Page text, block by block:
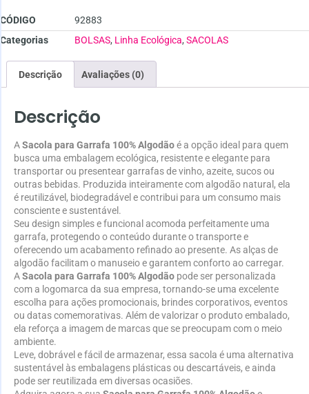
CÓDIGO
92883
Categorias
BOLSAS, Linha Ecológica, SACOLAS
Descrição Avaliações (0)
Descrição
ASacola para Garrafa 100% Algodãoé a opção ideal para quem
busca uma embalagem ecológica, resistente e elegante para
transportar ou presentear garrafas de vinho, azeite, sucos ou
outras bebidas. Produzida inteiramente com algodão natural, ela
é reutilizável, biodegradável e contribui para um consumo mais
consciente e sustentável.
Seu design simples e funcional acomoda perfeitamente uma
garrafa, protegendo o conteúdo durante o transporte e
oferecendo um acabamento refinado ao presente. As alças de
algodão facilitam o manuseio e garantem conforto ao carregar.
ASacola para Garrafa 100% Algodão pode ser personalizada
com a logomarca da sua empresa, tornando-se uma excelente
escolha para ações promocionais, brindes corporativos, eventos
ou datas comemorativas. Além de valorizar o produto embalado,
ela reforça a imagem de marcas que se preocupam com o meio
ambiente.
Leve, dobrável e fácil de armazenar, essa sacola é uma alternativa
sustentável às embalagens plásticas ou descartáveis, e ainda
pode ser reutilizada em diversas ocasiões.